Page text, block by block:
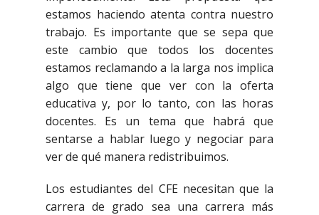
estamos haciendo atenta contra nuestro
trabajo. Es importante que se sepa que
este cambio que todos los docentes
estamos reclamando a la larga nos implica
algo que tiene que ver con la oferta
educativa y, por lo tanto, con las horas
docentes. Es un tema que habrá que
sentarse a hablar luego y negociar para
ver de qué manera redistribuimos.
Los estudiantes del CFE necesitan que la
carrera de grado sea una carrera más